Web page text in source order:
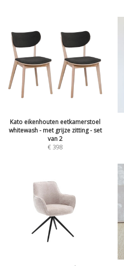
Kato eikenhouten eetkamerstoel
whitewash - met grijze zitting - set
van 2
€398